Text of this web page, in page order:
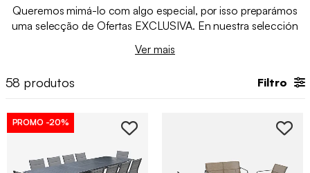
Queremos mimá-lo com algo especial, por isso preparámos
uma selecção de Ofertas EXCLUSIVA. En nuestra selección
- 50% OFF.Tanto si quieres renovar el
garantizan estilo y ahorro con estilo. No te lo pierdas,
Ver mais
58 produtos Filtro
PROMO -20%